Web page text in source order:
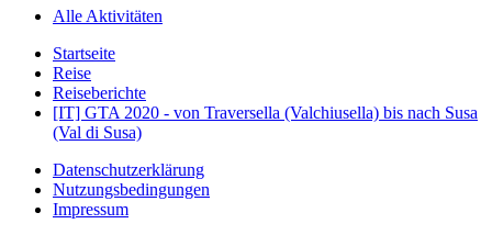
Alle Aktivitäten
Startseite
Reise
Reiseberichte
[IT] GTA 2020 - von Traversella (Valchiusella) bis nach Susa
(Val di Susa)
Datenschutzerklärung
Nutzungsbedingungen
Impressum